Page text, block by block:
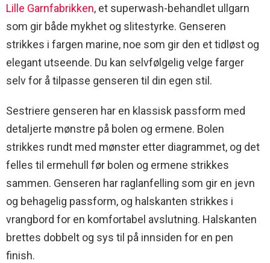
Lille Garnfabrikken, et superwash-behandlet ullgarn
som gir både mykhet og slitestyrke. Genseren
strikkes i fargen marine, noe som gir den et tidløst og
elegant utseende. Du kan selvfølgelig velge farger
selv for å tilpasse genseren til din egen stil.
Sestriere genseren har en klassisk passform med
detaljerte mønstre på bolen og ermene. Bolen
strikkes rundt med mønster etter diagrammet, og det
felles til ermehull før bolen og ermene strikkes
sammen. Genseren har raglanfelling som gir en jevn
og behagelig passform, og halskanten strikkes i
vrangbord for en komfortabel avslutning. Halskanten
brettes dobbelt og sys til på innsiden for en pen
finish.